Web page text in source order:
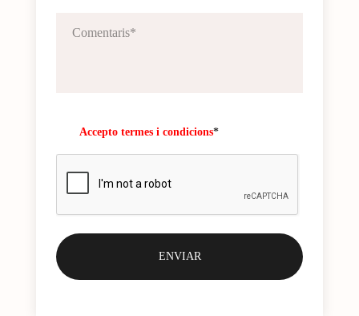
Accepto termes i condicions*